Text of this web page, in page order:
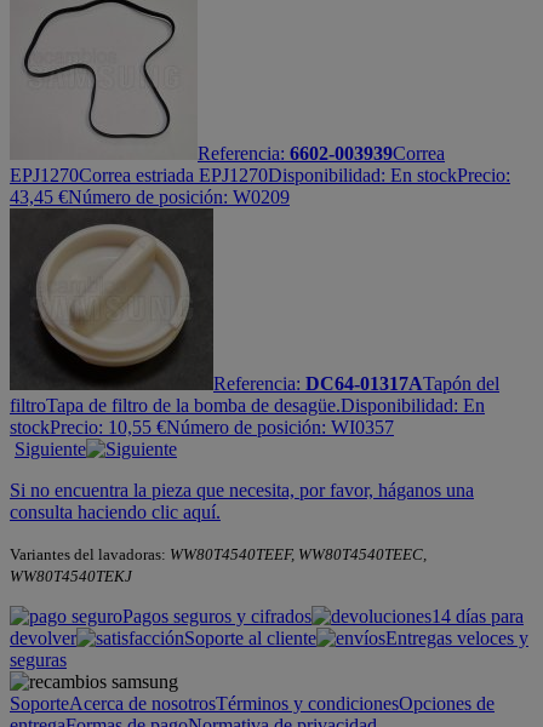
Referencia: 6602-003939Correa
EPJ1270Correa estriada EPJ1270Disponibilidad: En stockPrecio:
43,45 €Número de posición: W0209
Referencia: DC64-01317ATapón del
filtroTapa de filtro de la bomba de desagüe.Disponibilidad: En
stockPrecio: 10,55 €Número de posición: WI0357
Siguiente
Si no encuentra la pieza que necesita, por favor, háganos una
consulta haciendo clic aquí.
Variantes del lavadoras: WW80T4540TEEF, WW80T4540TEEC,
WW80T4540TEKJ
Pagos seguros y cifrados
14 días para
devolver
Soporte al cliente
Entregas veloces y
seguras
SoporteAcerca de nosotrosTérminos y condicionesOpciones de